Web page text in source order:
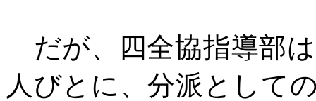
だが、四全協指導部
人びとに、分派として